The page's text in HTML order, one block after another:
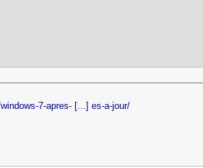
7-apres- [...] es-a-jour/